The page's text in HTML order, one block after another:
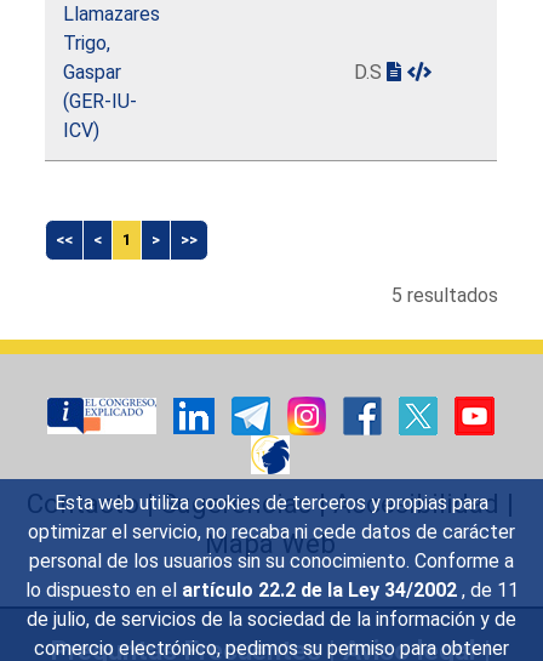
Esta web utiliza cookies de terceros y propias para
optimizar el servicio, no recaba ni cede datos de carácter
personal de los usuarios sin su conocimiento. Conforme a
lo dispuesto en el artículo 22.2 de la Ley 34/2002 , de 11
de julio, de servicios de la sociedad de la información y de
comercio electrónico, pedimos su permiso para obtener
Llamazares
Trigo,
Gaspar
(GER-IU-
ICV)
D.S
<< < 1 > >>
5 resultados
Contacto|Sugerencias|Accesibilidad |
Mapa Web
Preguntas Frecuentes|Aviso legal|